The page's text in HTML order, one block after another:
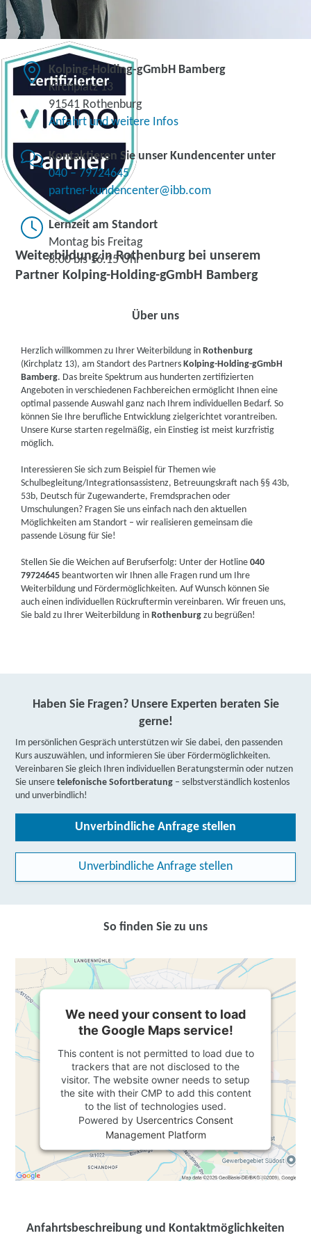
Weiterbildung in Rothenburg bei unserem
Partner Kolping-Holding-gGmbH Bamberg
Kolping-Holding-gGmbH Bamberg
Kirchplatz 13
91541 Rothenburg
Anfahrt und weitere Infos
Kontaktieren Sie unser Kundencenter unter
040 – 79724645
partner-kundencenter@ibb.com
Lernzeit am Standort
Montag bis Freitag
8.00 bis 16.15 Uhr
Über uns
Herzlich willkommen zu Ihrer Weiterbildung inRothenburg
(Kirchplatz 13), am Standort des PartnersKolping-Holding-gGmbH
Bamberg. Das breite Spektrum aus hunderten zertifizierten
Angeboten in verschiedenen Fachbereichen ermöglicht Ihnen eine
optimal passende Auswahl ganz nach Ihrem individuellen Bedarf. So
können Sie Ihre berufliche Entwicklung zielgerichtet vorantreiben.
Unsere Kurse starten regelmäßig, ein Einstieg ist meist kurzfristig
möglich.
Interessieren Sie sich zum Beispiel für Themen wie
Schulbegleitung/Integrationsassistenz, Betreuungskraft nach §§ 43b,
53b, Deutsch für Zugewanderte, Fremdsprachen oder
Umschulungen? Fragen Sie uns einfach nach den aktuellen
Möglichkeiten am Standort – wir realisieren gemeinsam die
passende Lösung für Sie!
Stellen Sie die Weichen auf Berufserfolg: Unter der Hotline040
79724645 beantworten wir Ihnen alle Fragen rund um Ihre
Weiterbildung und Fördermöglichkeiten. Auf Wunsch können Sie
auch einen individuellen Rückruftermin vereinbaren. Wir freuen uns,
Sie bald zu Ihrer Weiterbildung inRothenburg zu begrüßen!
Haben Sie Fragen? Unsere Experten beraten Sie
gerne!
Im persönlichen Gespräch unterstützen wir Sie dabei, den passenden
Kurs auszuwählen, und informieren Sie über Fördermöglichkeiten.
Vereinbaren Sie gleich Ihren individuellen Beratungstermin oder nutzen
Sie unseretelefonische Sofortberatung – selbstverständlich kostenlos
und unverbindlich!
Unverbindliche Anfrage stellen
Unverbindliche Anfrage stellen
So finden Sie zu uns
We need your consent to load
the Google Maps service!
This content is not permitted to load due to
trackers that are not disclosed to the
visitor. The website owner needs to setup
the site with their CMP to add this content
to the list of technologies used.
Powered by Usercentrics Consent
Management Platform
Anfahrtsbeschreibung und Kontaktmöglichkeiten